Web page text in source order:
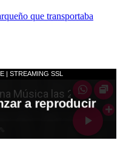
que transportaba